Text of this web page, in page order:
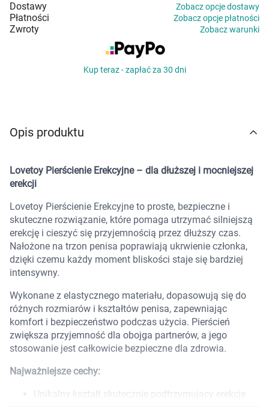
Zabawki
Dostawy Zobacz opcje dostawy
Płatności Zobacz opcje płatności
Zwroty Zobacz warunki
Kup teraz - zapłać za 30 dni
Opis produktu
Lovetoy Pierścienie Erekcyjne – dla dłuższej i mocniejszej
erekcji
Lovetoy Pierścienie Erekcyjne to proste, bezpieczne i
skuteczne rozwiązanie, które pomaga utrzymać silniejszą
erekcję i cieszyć się przyjemnością przez dłuższy czas.
Nałożone na trzon penisa poprawiają ukrwienie członka,
dzięki czemu każdy moment bliskości staje się bardziej
intensywny.
Wykonane z elastycznego materiału, dopasowują się do
różnych rozmiarów i kształtów penisa, zapewniając
komfort i bezpieczeństwo podczas użycia. Pierścień
zwiększa przyjemność dla obojga partnerów, a jego
stosowanie jest całkowicie bezpieczne dla zdrowia.
Najważniejsze cechy:
Unikalny kształt skutecznie podtrzymujący erekcję